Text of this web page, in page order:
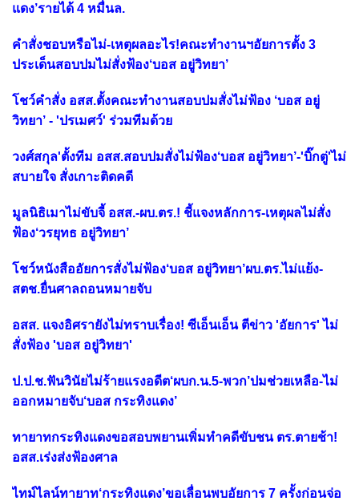
แดง’รายได้ 4 หมื่นล.
คำสั่งชอบหรือไม่-เหตุผลอะไร!คณะทำงานฯอัยการตั้ง 3
ประเด็นสอบปมไม่สั่งฟ้อง‘บอส อยู่วิทยา’
โชว์คำสั่ง อสส.ตั้งคณะทำงานสอบปมสั่งไม่ฟ้อง ‘บอส อยู่
วิทยา’ - 'ปรเมศว์' ร่วมทีมด้วย
วงศ์สกุล'ตั้งทีม อสส.สอบปมสั่งไม่ฟ้อง‘บอส อยู่วิทยา’-'บิ๊กตู่'ไม่
สบายใจ สั่งเกาะติดคดี
มูลนิธิเมาไม่ขับจี้ อสส.-ผบ.ตร.! ชี้แจงหลักการ-เหตุผลไม่สั่ง
ฟ้อง‘วรยุทธ อยู่วิทยา’
โชว์หนังสืออัยการสั่งไม่ฟ้อง‘บอส อยู่วิทยา’ผบ.ตร.ไม่แย้ง-
สตช.ยื่นศาลถอนหมายจับ
อสส. แจงอิศรายังไม่ทราบเรื่อง! ซีเอ็นเอ็น ตีข่าว 'อัยการ' ไม่
สั่งฟ้อง 'บอส อยู่วิทยา'
ป.ป.ช.ฟันวินัยไม่ร้ายแรงอดีต‘ผบก.น.5-พวก’ปมช่วยเหลือ-ไม่
ออกหมายจับ‘บอส กระทิงแดง’
ทายาทกระทิงแดงขอสอบพยานเพิ่มทำคดีขับชน ตร.ตายช้า!
อสส.เร่งส่งฟ้องศาล
ไทม์ไลน์ทายาท‘กระทิงแดง’ขอเลื่อนพบอัยการ 7 ครั้งก่อนจ่อ